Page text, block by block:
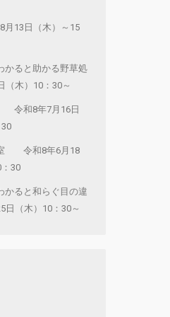
13日（木）～15
ると助かる野草処
（木）10：30～
和8年7月16日
30
令和8年6月18
30
ると和らぐ目の違
日（木）10：30～